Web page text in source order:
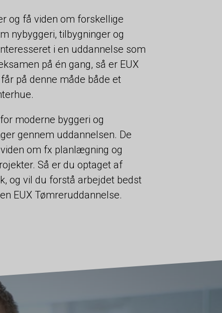
og få viden om forskellige
nybyggeri, tilbygninger og
i en uddannelse som
på én gang, så er EUX
på denne måde både et
moderne byggeri og
gennem uddannelsen. De
om fx planlægning og
Så er du optaget af
og vil du forstå arbejdet bedst
EUX Tømreruddannelse.